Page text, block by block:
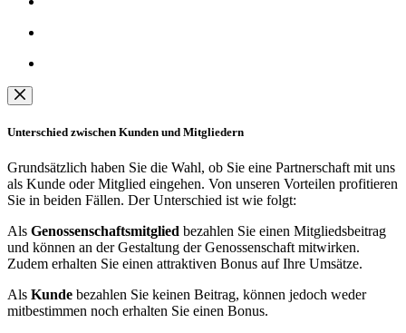
Unterschied zwischen Kunden und Mitgliedern
Grundsätzlich haben Sie die Wahl, ob Sie eine Partnerschaft mit uns
als Kunde oder Mitglied eingehen. Von unseren Vorteilen profitieren
Sie in beiden Fällen. Der Unterschied ist wie folgt:
Als Genossenschaftsmitglied bezahlen Sie einen Mitgliedsbeitrag
und können an der Gestaltung der Genossenschaft mitwirken.
Zudem erhalten Sie einen attraktiven Bonus auf Ihre Umsätze.
Als Kunde bezahlen Sie keinen Beitrag, können jedoch weder
mitbestimmen noch erhalten Sie einen Bonus.